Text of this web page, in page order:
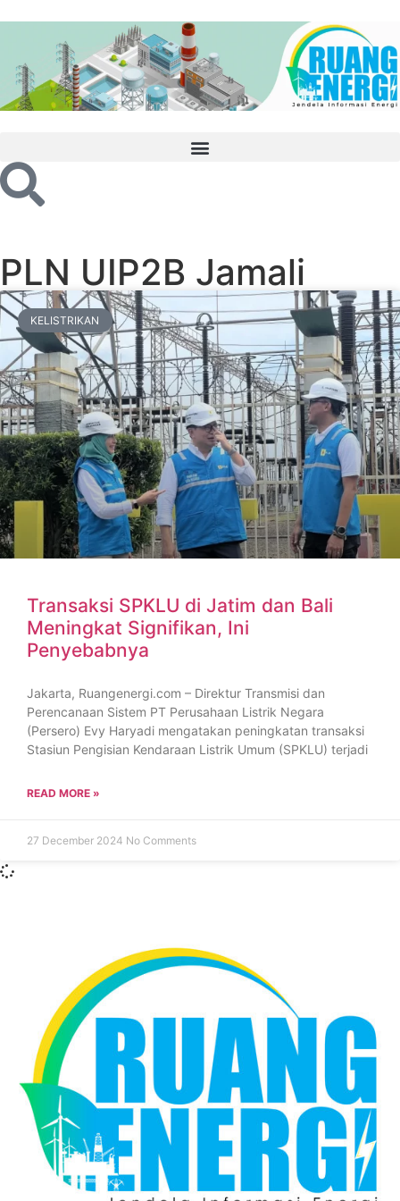
PLN UIP2B Jamali
KELISTRIKAN
Transaksi SPKLU di Jatim dan Bali
Meningkat Signifikan, Ini
Penyebabnya
Jakarta, Ruangenergi.com – Direktur Transmisi dan
Perencanaan Sistem PT Perusahaan Listrik Negara
(Persero) Evy Haryadi mengatakan peningkatan transaksi
Stasiun Pengisian Kendaraan Listrik Umum (SPKLU) terjadi
READ MORE »
27 December 2024 No Comments